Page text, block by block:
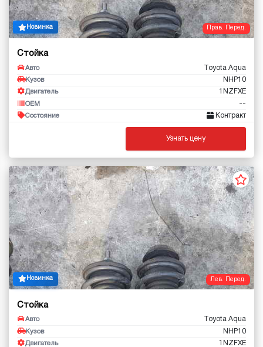
Прав. Перед.
Новинка
Стойка
Авто Toyota Aqua
Кузов NHP10
Двигатель 1NZFXE
OEM --
Состояние Контракт
Узнать цену
Лев. Перед.
Новинка
Стойка
Авто Toyota Aqua
Кузов NHP10
Двигатель 1NZFXE